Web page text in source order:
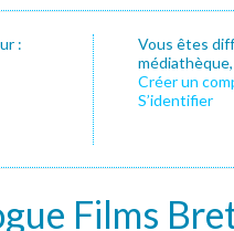
:
Vous êtes
Créer un
S’identifier
Films